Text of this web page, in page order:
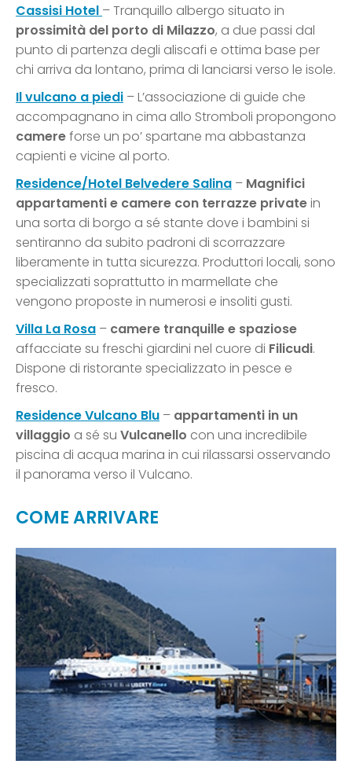
Cassisi Hotel – Tranquillo albergo situato in
prossimità del porto di Milazzo, a due passi dal
punto di partenza degli aliscafi e ottima base per
chi arriva da lontano, prima di lanciarsi verso le isole.
Il vulcano a piedi – L’associazione di guide che
accompagnano in cima allo Stromboli propongono
camereforse un po’ spartane ma abbastanza
capienti e vicine al porto.
Residence/Hotel Belvedere Salina – Magnifici
appartamenti e camere con terrazze privatein
una sorta di borgo a sé stante dove i bambini si
sentiranno da subito padroni di scorrazzare
liberamente in tutta sicurezza. Produttori locali, sono
specializzati soprattutto in marmellate che
vengono proposte in numerosi e insoliti gusti.
Villa La Rosa – camere tranquille e spaziose
affacciate su freschi giardini nel cuore di Filicudi.
Dispone di ristorante specializzato in pesce e
fresco.
Residence Vulcano Blu – appartamenti in un
villaggio a sé su Vulcanello con una incredibile
piscina di acqua marina in cui rilassarsi osservando
il panorama verso il Vulcano.
COME ARRIVARE